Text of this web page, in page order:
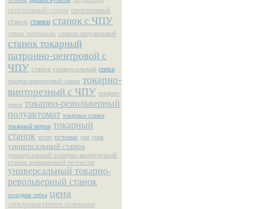
сверлильный станок сверлильный
станок станки станок с ЧПУ
станок сверлильны станок сверлильный
станок токарный
патронно-центровой с
ЧПУ станок универсальный статьи
токарно-винторезный станок токарно-
винторезный с ЧПУ токарно-
револ токарно-револьверный
полуавтомат токарные станки
токарный патрон токарный
станок точен точение уни унив
универсальный станок
универсальный токарно-винторезный
станок повышенной точности
универсальный токарно-
револьверный станок
холодная гибка цена
электромагнитное основание